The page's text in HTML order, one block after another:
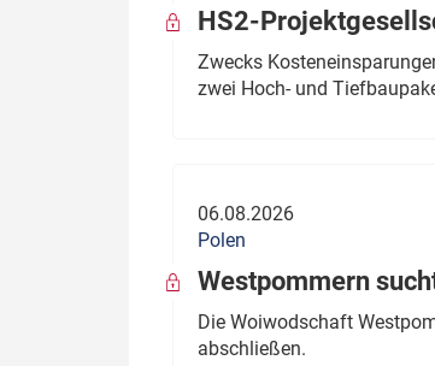
HS2-
Zwecks
zwei Hoch- und
06.08.2026
Polen
Westpommern
Die Woiwodschaft
abschließen.